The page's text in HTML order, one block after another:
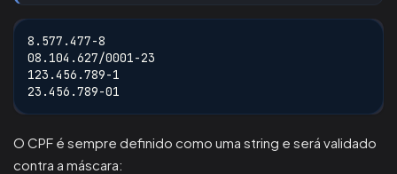
8.577.477-8
08.104.627/0001-23
123.456.789-1
23.456.789-01
O CPF é sempre definido como uma string e será validado
contra a máscara: